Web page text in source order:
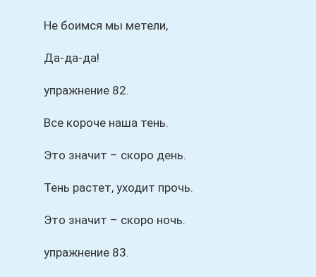
Не боимся мы метели,
Да-да-да!
упражнение 82.
Все короче наша тень.
Это значит – скоро день.
Тень растет, уходит прочь.
Это значит – скоро ночь.
упражнение 83.